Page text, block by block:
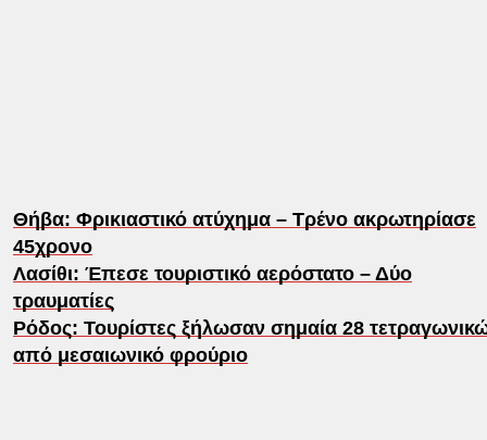
Θήβα: Φρικιαστικό ατύχημα – Τρένο ακρωτηρίασε
45χρονο
Λασίθι: Έπεσε τουριστικό αερόστατο – Δύο
τραυματίες
Ρόδος: Τουρίστες ξήλωσαν σημαία 28
από μεσαιωνικό φρούριο